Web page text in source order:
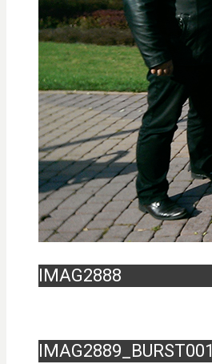
IMAG2888
IMAG2889_BURST001